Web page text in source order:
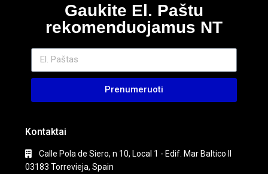
Gaukite El. Paštu
rekomenduojamus NT
Prenumeruoti
Kontaktai
Calle Pola de Siero, n 10, Local 1 - Edif. Mar Baltico II
03183 Torrevieja, Spain